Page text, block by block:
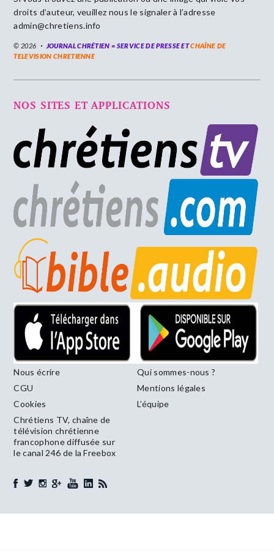
droits d’auteur, veuillez nous le signaler à l’adresse
admin@chretiens.info
© 2026 JOURNAL CHRÉTIEN = SERVICE DE PRESSE ETCHAÎNE DE
TELEVISION CHRETIENNE
NOS SITES ET APPLICATIONS
Nous écrire
Qui sommes-nous ?
CGU
Mentions légales
Cookies
L’équipe
Chrétiens TV, chaîne de
télévision chrétienne
francophone diffusée sur
le canal 246 de la Freebox